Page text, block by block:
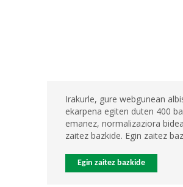
Irakurle, gure webgunean
ekarpena egiten duten 400
emanez, normalizaziora
zaitez bazkide. Egin zaitez
Egin zaitez bazkide